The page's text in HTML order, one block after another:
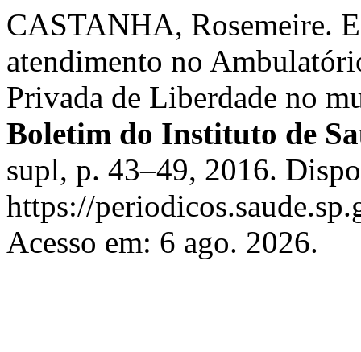
CASTANHA, Rosemeire.
atendimento no
Privada de Liberdade no
Boletim do Instituto de
supl, p. 43–49, 2016.
https://
Acesso em: 6 ago. 2026.